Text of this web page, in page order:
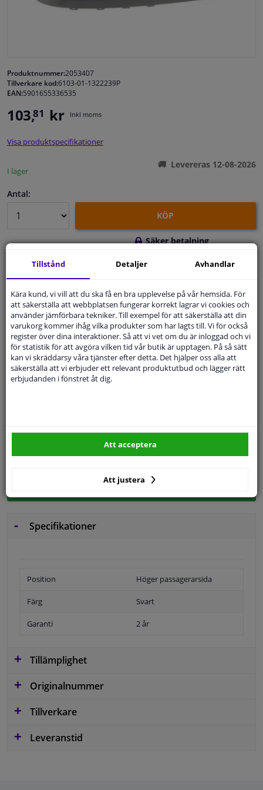
Bilvård & Tillbehör
Verkstad & Verktyg
Husbil, motorcykel, cykel & båt
Sensorer & Elsystem
Produktnummer:2053407
Tillverkare kod:6103-01-1322239P
EAN:5901655336535
103,81 kr Inkl moms
Visa produktspecifikationer
I lager
Levereras 12-08-2026
Antal:
KÖP
Säker betalning
Beställsmidigt och betala tryggt
Leverans inom 5 dagar
ExpertKundservice
Kundservice:Inte Tillgänglig Via Telefon
Ställ din fråga hos våra produktspecialister.
Frågor Och Svar
Modellmatchande garanti, Hitta rätt bildelar.
Fyll i ditt registreringsnummerellerVälj din bil.
SÖK
Specifikationer
Position Höger passagerarsida
Färg Svart
Garanti 2 år
Tillämplighet
Originalnummer
Tillverkare
Leveranstid
Tillstånd Detaljer Avhandlar
Kära kund, vi vill att du ska få en bra upplevelse på vår hemsida. För
att säkerställa att webbplatsen fungerar korrekt lagrar vi cookies och
använder jämförbara tekniker. Till exempel för att säkerställa att din
varukorg kommer ihåg vilka produkter som har lagts till. Vi för också
register över dina interaktioner. Så att vi vet om du är inloggad och vi
för statistik för att avgöra vilken tid vår butik är upptagen. På så sätt
kan vi skräddarsy våra tjänster efter detta. Det hjälper oss alla att
säkerställa att vi erbjuder ett relevant produktutbud och lägger rätt
erbjudanden i fönstret åt dig.
Att justera
Att acceptera